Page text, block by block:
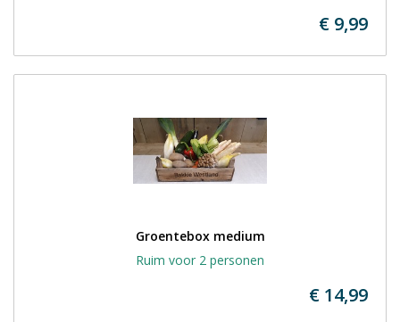
€ 9,99
Groentebox medium
Ruim voor 2 personen
€ 14,99